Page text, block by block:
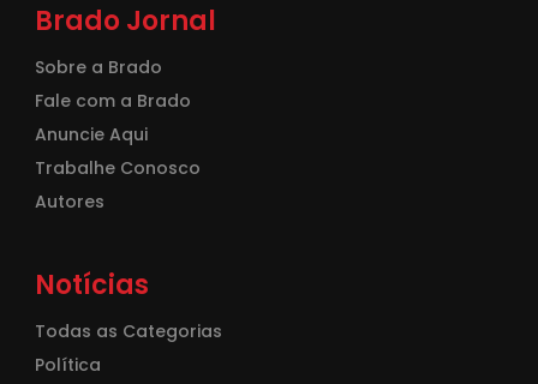
Brado Jornal
Sobre a Brado
Fale com a Brado
Anuncie Aqui
Trabalhe Conosco
Autores
Notícias
Todas as Categorias
Política